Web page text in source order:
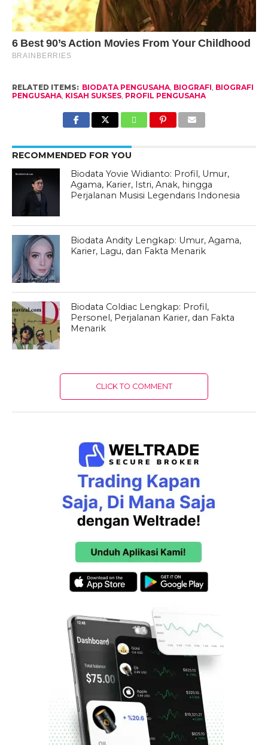
RELATED ITEMS: BIODATA PENGUSAHA, BIOGRAFI, BIOGRAFI
PENGUSAHA, KISAH SUKSES, PROFIL PENGUSAHA
RECOMMENDED FOR YOU
Biodata Yovie Widianto: Profil, Umur,
Agama, Karier, Istri, Anak, hingga
Perjalanan Musisi Legendaris Indonesia
Biodata Andity Lengkap: Umur, Agama,
Karier, Lagu, dan Fakta Menarik
Biodata Coldiac Lengkap: Profil,
Personel, Perjalanan Karier, dan Fakta
Menarik
CLICK TO COMMENT